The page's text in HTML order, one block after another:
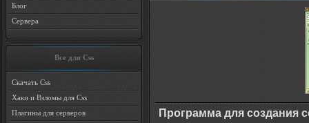
Блог
Сервера
Все для Css
Скачать Css
Хаки и Взломы для Css
Плагины для серверов
Программа для создания